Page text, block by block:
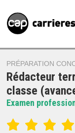
PRÉPARATION
Rédacteur
classe
Examen